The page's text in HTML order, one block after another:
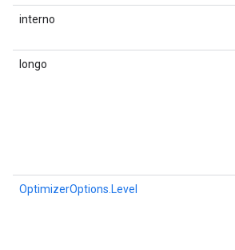
interno
longo
OptimizerOptions.Level